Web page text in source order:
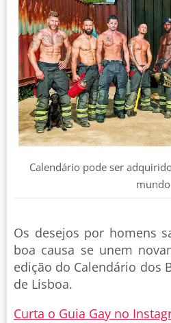
Calendário pode ser
mundo
Os desejos por homens
boa causa se unem
edição do Calendário dos
de Lisboa.
Curta o Guia Gay no